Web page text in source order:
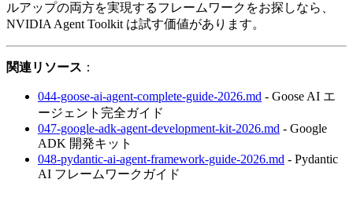
ルアップの両方を実現するフレームワークをお探しなら、
NVIDIA Agent Toolkit は試す価値があります。
関連リソース ：
044-goose-ai-agent-complete-guide-2026.md - Goose AI エ
ージェント完全ガイド
047-google-adk-agent-development-kit-2026.md - Google
ADK 開発キット
048-pydantic-ai-agent-framework-guide-2026.md - Pydantic
AI フレームワークガイド